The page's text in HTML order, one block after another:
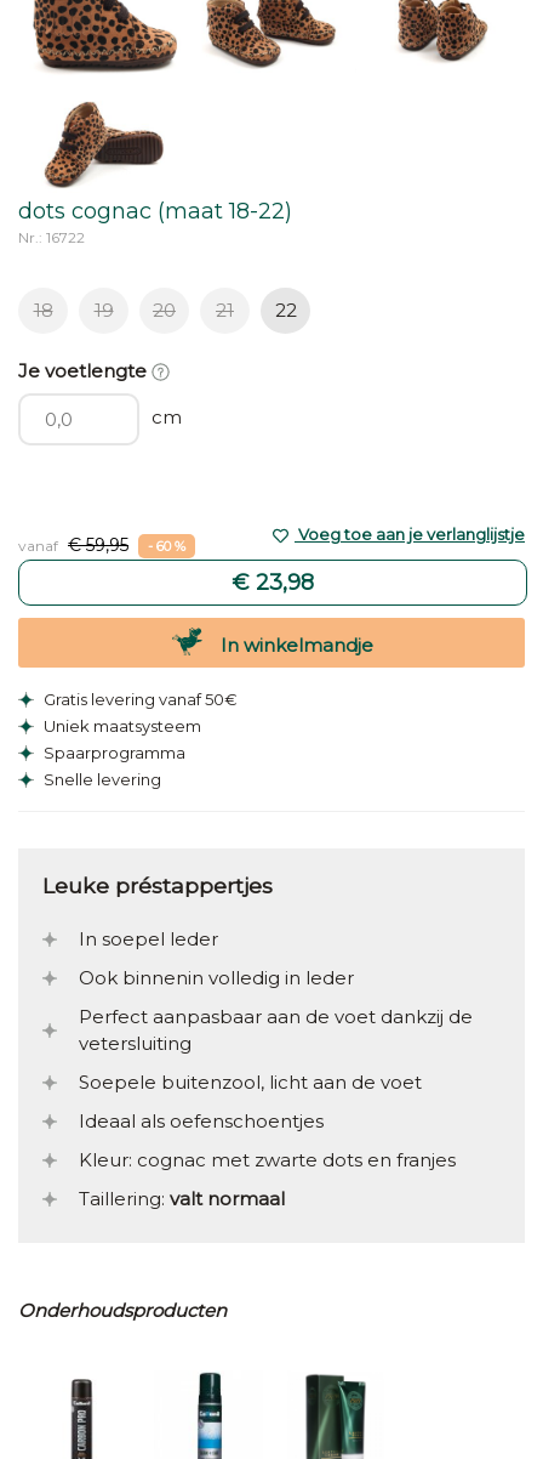
dots cognac (maat 18-22)
Nr.: 16722
18 19 20 21 22
Je voetlengte
cm
vanaf € 59,95 - 60 %
€ 23,98
Voeg toe aan je verlanglijstje
In winkelmandje
Gratis levering vanaf 50€
Uniek maatsysteem
Spaarprogramma
Snelle levering
Leuke préstappertjes
In soepel leder
Ook binnenin volledig in leder
Perfect aanpasbaar aan de voet dankzij de
vetersluiting
Soepele buitenzool, licht aan de voet
Ideaal als oefenschoentjes
Kleur: cognac met zwarte dots en franjes
Taillering: valt normaal
Onderhoudsproducten